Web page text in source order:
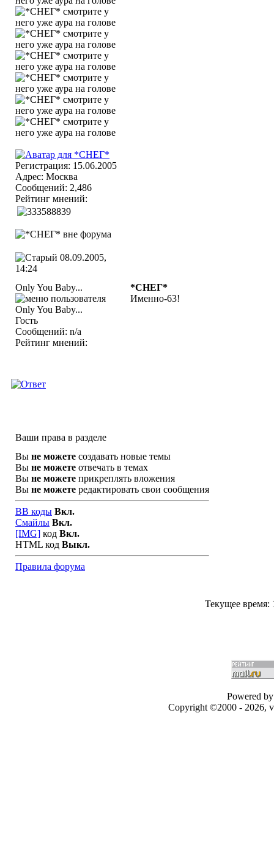
Регистрация: 15.06.2005
Адрес: Москва
Сообщений: 2,486
Рейтинг мнений:
08.09.2005,
14:24
Only You Baby...
Гость
Сообщений: n/a
Рейтинг мнений:
*СНЕГ*
Именно-63!
Ваши права в разделе
Вы не можете создавать новые темы
Вы не можете отвечать в темах
Вы не можете прикреплять вложения
Вы не можете редактировать свои сообщения
BB коды Вкл.
Смайлы Вкл.
[IMG] код Вкл.
HTML код Выкл.
Правила форума
Текущее время:
Powered
Copyright ©2000 - 2026,